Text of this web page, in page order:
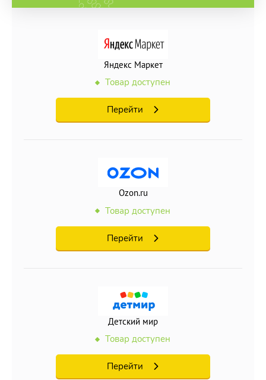
Яндекс Маркет
Товар доступен
Перейти
Ozon.ru
Товар доступен
Перейти
Детский мир
Товар доступен
Перейти